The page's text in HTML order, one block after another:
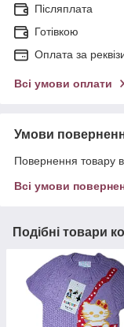
Післяплата
Готівкою
Оплата за
Всі умови оплати
Умови
Повернення товару
Всі умови
Подібні товари